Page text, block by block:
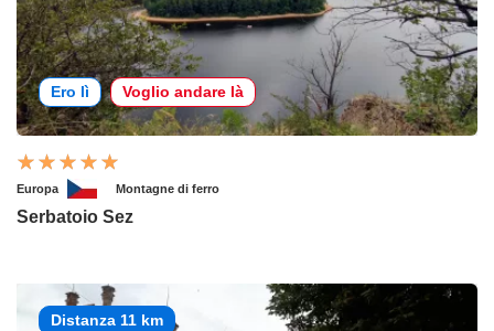
Ero lì Voglio andare là
Europa Montagne di ferro
Serbatoio Sez
Distanza 11 km